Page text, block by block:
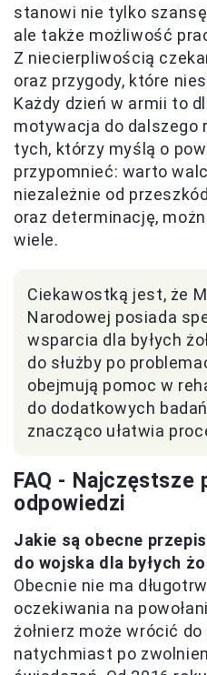
stanowi nie tylko
ale także możliwość
Z niecierpliwością
oraz przygody, które
Każdy dzień w armii to
motywacja do dalszego
tych, którzy myślą o
przypomnieć: warto
niezależnie od
oraz determinację,
wiele.
Ciekawostką jest, że
Narodowej posiada
wsparcia dla byłych
do służby po
obejmują pomoc w
do dodatkowych
znacząco ułatwia
FAQ - Najczęstsze
odpowiedzi
Jakie są obecne
do wojska dla byłych
Obecnie nie ma
oczekiwania na
żołnierz może wrócić
natychmiast po